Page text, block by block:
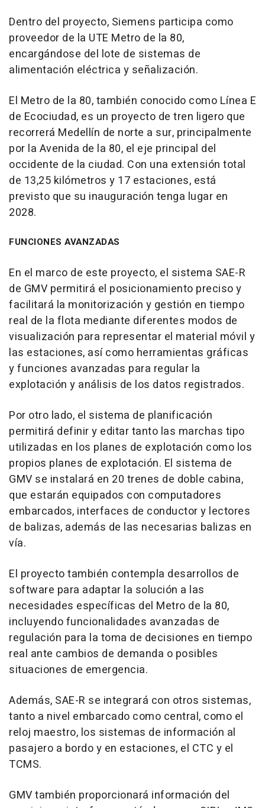
Dentro del proyecto, Siemens participa como
proveedor de la UTE Metro de la 80,
encargándose del lote de sistemas de
alimentación eléctrica y señalización.
El Metro de la 80, también conocido como Línea E
de Ecociudad, es un proyecto de tren ligero que
recorrerá Medellín de norte a sur, principalmente
por la Avenida de la 80, el eje principal del
occidente de la ciudad. Con una extensión total
de 13,25 kilómetros y 17 estaciones, está
previsto que su inauguración tenga lugar en
2028.
FUNCIONES AVANZADAS
En el marco de este proyecto, el sistema SAE-R
de GMV permitirá el posicionamiento preciso y
facilitará la monitorización y gestión en tiempo
real de la flota mediante diferentes modos de
visualización para representar el material móvil y
las estaciones, así como herramientas gráficas
y funciones avanzadas para regular la
explotación y análisis de los datos registrados.
Por otro lado, el sistema de planificación
permitirá definir y editar tanto las marchas tipo
utilizadas en los planes de explotación como los
propios planes de explotación. El sistema de
GMV se instalará en 20 trenes de doble cabina,
que estarán equipados con computadores
embarcados, interfaces de conductor y lectores
de balizas, además de las necesarias balizas en
vía.
El proyecto también contempla desarrollos de
software para adaptar la solución a las
necesidades específicas del Metro de la 80,
incluyendo funcionalidades avanzadas de
regulación para la toma de decisiones en tiempo
real ante cambios de demanda o posibles
situaciones de emergencia.
Además, SAE-R se integrará con otros sistemas,
tanto a nivel embarcado como central, como el
reloj maestro, los sistemas de información al
pasajero a bordo y en estaciones, el CTC y el
TCMS.
GMV también proporcionará información del